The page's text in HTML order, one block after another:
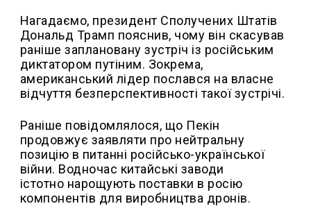
Нагадаємо, президент Сполучених Штатів
Дональд Трамп пояснив, чому він скасував
раніше заплановану зустріч із російським
диктатором путіним. Зокрема,
американський лідер послався на власне
відчуття безперспективності такої зустрічі.
Раніше повідомлялося, що Пекін
продовжує заявляти про нейтральну
позицію в питанні російсько-української
війни. Водночас китайські заводи
істотно нарощують поставки в росію
компонентів для виробництва дронів.